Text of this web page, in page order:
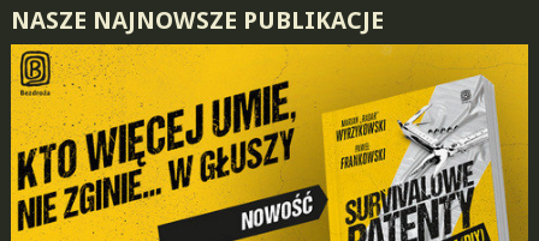
NASZE NAJNOWSZE PUBLIKACJE